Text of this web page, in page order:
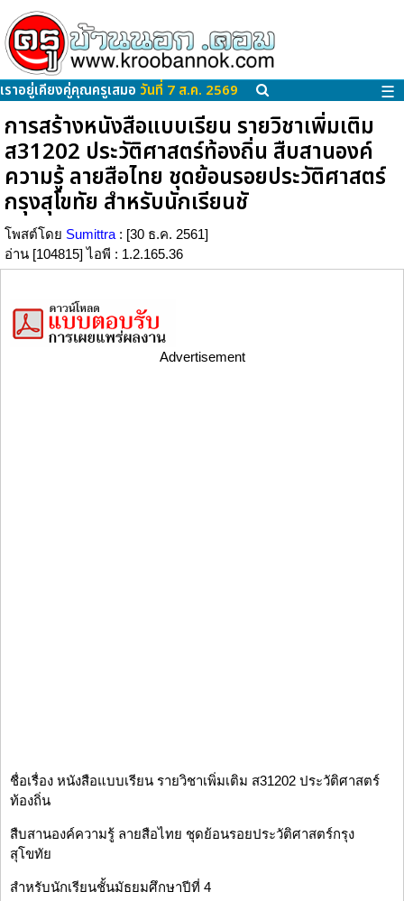
เราอยู่เคียงคู่คุณครูเสมอ วันที่ 7 ส.ค. 2569 ☰
การสร้างหนังสือแบบเรียน รายวิชาเพิ่มเติม
ส31202 ประวัติศาสตร์ท้องถิ่น สืบสานองค์
ความรู้ ลายสือไทย ชุดย้อนรอยประวัติศาสตร์
กรุงสุโขทัย สำหรับนักเรียนชั
โพสต์โดย Sumittra : [30 ธ.ค. 2561]
อ่าน [104815] ไอพี : 1.2.165.36
Advertisement
ชื่อเรื่อง หนังสือแบบเรียน รายวิชาเพิ่มเติม ส31202 ประวัติศาสตร์
ท้องถิ่น
สืบสานองค์ความรู้ ลายสือไทย ชุดย้อนรอยประวัติศาสตร์กรุง
สุโขทัย
สำหรับนักเรียนชั้นมัธยมศึกษาปีที่ 4